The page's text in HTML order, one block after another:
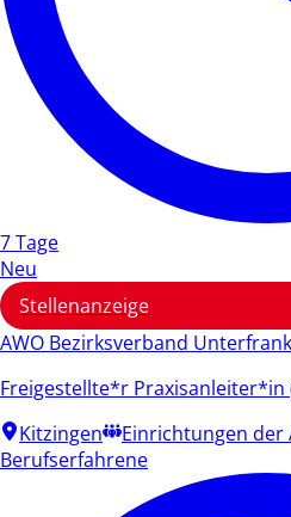
7 Tage
Neu
Stellenanzeige
AWO Bezirksverband
Freigestellte*r Praxisanleiter*in
Kitzingen
Einrichtungen der
Berufserfahrene